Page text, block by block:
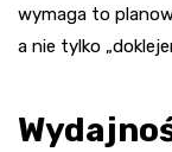
wymaga to
a nie tylko